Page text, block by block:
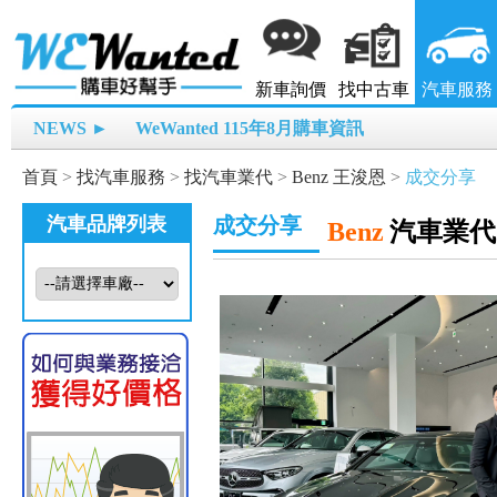
新車詢價 找中古車 汽車服務
NEWS ► WeWanted 115年8月購車資訊
首頁 > 找汽車服務 > 找汽車業代 > Benz 王浚恩 > 成交分享
汽車品牌列表 成交分享 Benz 汽車業